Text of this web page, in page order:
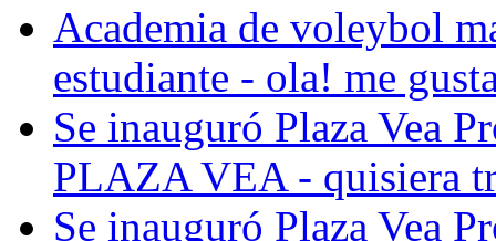
Academia de voleybol
estudiante - ola! me
Se inauguró Plaza Vea
PLAZA VEA - quisiera
Se inauguró Plaza Vea